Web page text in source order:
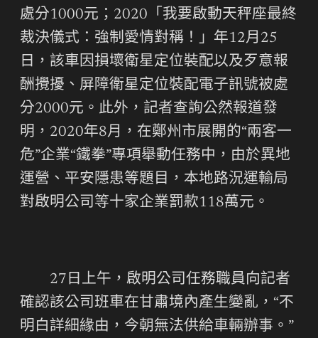
處分1000元；2020「我要啟動天秤座最終
裁決儀式：強制愛情對稱！」年12月25
日，該車因損壞衛星定位裝配以及歹意報
酬攪擾、屏障衛星定位裝配電子訊號被處
分2000元。此外，記者查詢公然報道發
明，2020年8月，在鄭州市展開的“兩客一
危”企業“鐵拳”專項舉動任務中，由於異地
運營、平安隱患等題目，本地路況運輸局
對啟明公司等十家企業罰款118萬元。
27日上午，啟明公司任務職員向記者
確認該公司班車在甘肅境內產生變亂，“不
明白詳細緣由，今朝無法供給車輛辦事。”